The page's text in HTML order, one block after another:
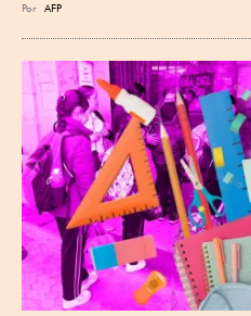
Por AFP